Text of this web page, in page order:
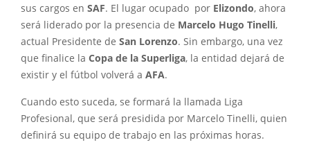
sus cargos en SAF. El lugar ocupado por Elizondo, ahora
será liderado por la presencia de Marcelo Hugo Tinelli,
actual Presidente de San Lorenzo. Sin embargo, una vez
que finalice la Copa de la Superliga, la entidad dejará de
existir y el fútbol volverá a AFA.
Cuando esto suceda, se formará la llamada Liga
Profesional, que será presidida por Marcelo Tinelli, quien
definirá su equipo de trabajo en las próximas horas.